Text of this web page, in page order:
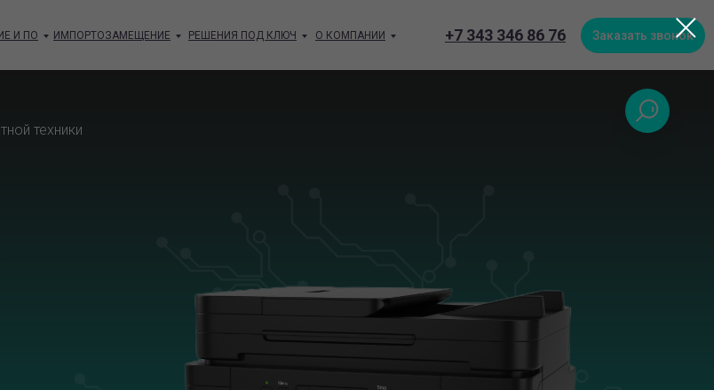
Заказать звонок
+7 343 346 86 76
О КОМПАНИИ
РЕШЕНИЯ ПОД КЛЮЧ
ИМПОРТОЗАМЕЩЕНИЕ
И ПО
техники